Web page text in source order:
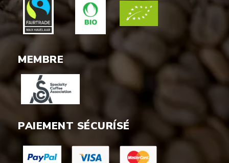
MEMBRE
PAIEMENT SÉCURÍSÉ